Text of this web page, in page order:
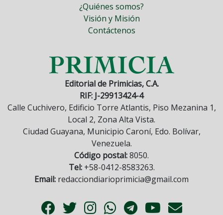
¿Quiénes somos?
Visión y Misión
Contáctenos
Editorial de Primicias, C.A.
RIF: J-29913424-4
Calle Cuchivero, Edificio Torre Atlantis, Piso Mezanina 1,
Local 2, Zona Alta Vista.
Ciudad Guayana, Municipio Caroní, Edo. Bolívar,
Venezuela.
Código postal:8050.
Tel:+58-0412-8583263.
Email: redacciondiarioprimicia@gmail.com